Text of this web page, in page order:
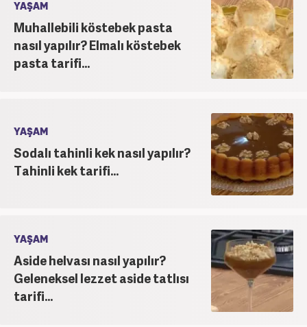
YAŞAM
Muhallebili köstebek pasta
nasıl yapılır? Elmalı köstebek
pasta tarifi...
YAŞAM
Sodalı tahinli kek nasıl yapılır?
Tahinli kek tarifi...
YAŞAM
Aside helvası nasıl yapılır?
Geleneksel lezzet aside tatlısı
tarifi...